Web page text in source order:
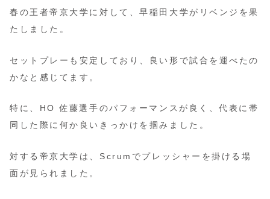
春の王者帝京大学に対して、早稲田大学がリベンジを果
たしました。
セットプレーも安定しており、良い形で試合を運べたの
かなと感じてます。
特に、HO 佐藤選手のパフォーマンスが良く、代表に帯
同した際に何か良いきっかけを掴みました。
対する帝京大学は、Scrumでプレッシャーを掛ける場
面が見られました。